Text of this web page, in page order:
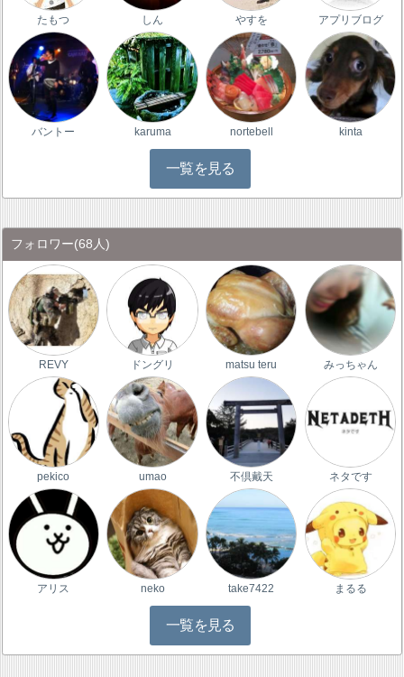
たもつ しん やすを アプリブログ
バントー karuma nortebell kinta
一覧を見る
フォロワー(68人)
REVY ドングリ matsu teru みっちゃん
pekico umao 不倶戴天 ネタです
アリス neko take7422 まるる
一覧を見る